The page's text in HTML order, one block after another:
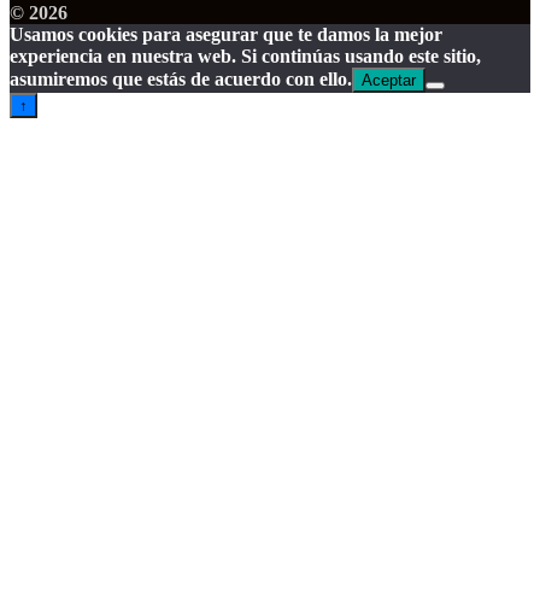
© 2026
Usamos cookies para asegurar que te damos la mejor
experiencia en nuestra web. Si continúas usando este sitio,
asumiremos que estás de acuerdo con ello. Aceptar
↑